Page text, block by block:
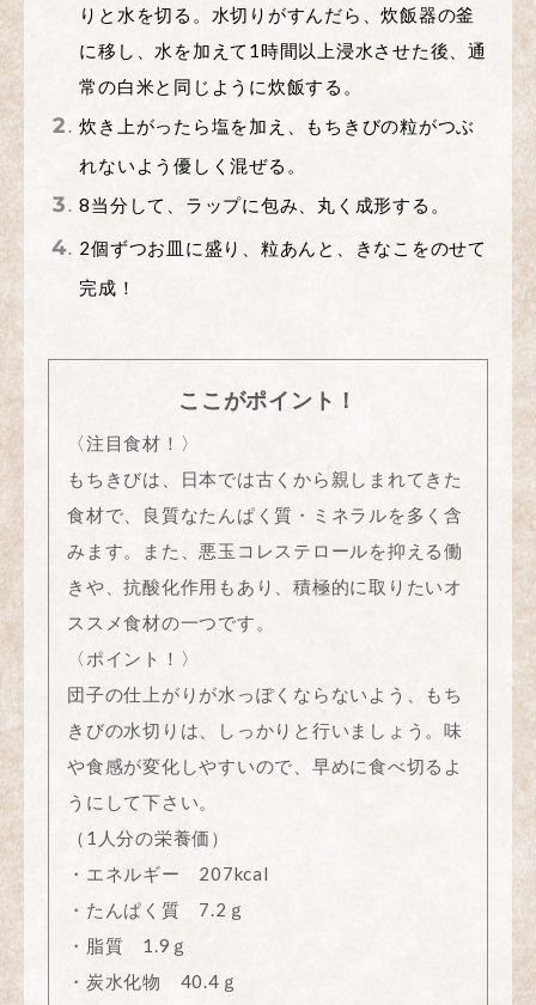
りと水を切る。水切りがすんだら、炊飯器の釜
に移し、水を加えて1時間以上浸水させた後、通
常の白米と同じように炊飯する。
炊き上がったら塩を加え、もちきびの粒がつぶ
れないよう優しく混ぜる。
8当分して、ラップに包み、丸く成形する。
2個ずつお皿に盛り、粒あんと、きなこをのせて
完成！
ここがポイント！
〈注目食材！〉
もちきびは、日本では古くから親しまれてきた
食材で、良質なたんぱく質・ミネラルを多く含
みます。また、悪玉コレステロールを抑える働
きや、抗酸化作用もあり、積極的に取りたいオ
ススメ食材の一つです。
〈ポイント！〉
団子の仕上がりが水っぽくならないよう、もち
きびの水切りは、しっかりと行いましょう。味
や食感が変化しやすいので、早めに食べ切るよ
うにして下さい。
（1人分の栄養価）
・エネルギー 207kcal
・たんぱく質 7.2ｇ
・脂質 1.9ｇ
・炭水化物 40.4ｇ